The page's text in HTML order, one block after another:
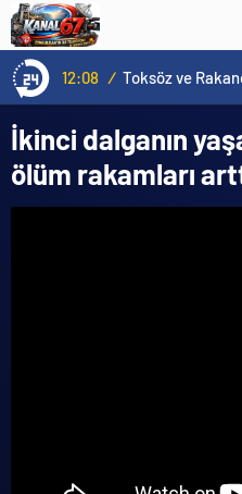
12:08 /
İkinci dalganın
ölüm rakamları